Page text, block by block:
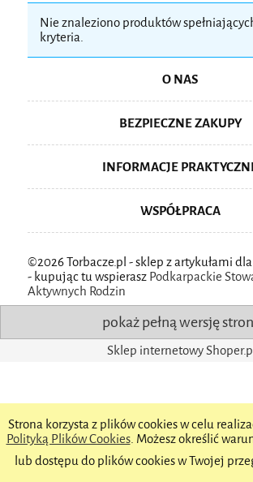
Strona korzysta z plików cookies w celu
Polityką Plików Cookies. Możesz określić
lub dostępu do plików cookies w Twojej
Nie znaleziono produktów
kryteria.
O NAS
BEZPIECZNE ZAKUPY
INFORMACJE
WSPÓŁPRACA
©2026 Torbacze.pl - sklep z artykułami
- kupując tu wspierasz Podkarpackie
Aktywnych Rodzin
pokaż pełną wersję
Sklep internetowy